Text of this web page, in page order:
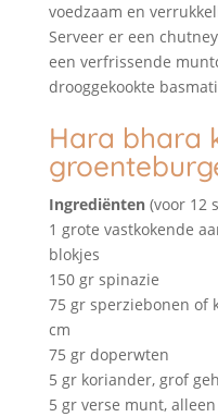
voedzaam en
Serveer er een
een verfrissende
drooggekookte
Hara bhara
Ingrediënten(voor 12
1 grote vastkokende
blokjes
150 gr spinazie
75 gr sperziebonen of
cm
75 gr doperwten
5 gr koriander, grof
5 gr verse munt,